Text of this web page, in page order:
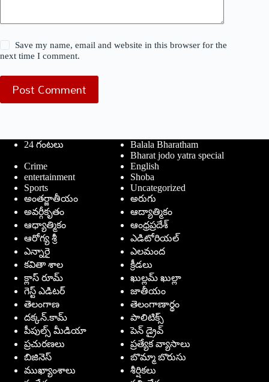
Save my name, email and website in this browser for the
next time I comment.
Post Comment
24 గంటలు
Balala Bharatham
Bharat jodo yatra special
Crime
English
entertainment
Shoba
Sports
Uncategorized
అంతర్జాతీయం
అరుగు
అవర్గీకృతం
ఆద్యాత్మికం
ఆధ్యాత్మికం
ఆంధ్రప్రదేశ్
ఆరోగ్య శ్రీ
ఎడిటోరియల్
ఎన్నారై
ఎలమంద
కవితా శాల
క్రీడలు
క్లాస్ రూమ్
ఖుల్లమ్ ఖుల్లా
గెస్ట్ ఎడిటర్
జాతీయం
తెలంగాణ
తెలంగాణార్థం
దక్కన్.కామ్
పాలిటిక్స్
పీపుల్స్ ‌మీడియా
పెన్ డ్రైవ్
ప్రచురణలు
ప్రత్యేక వ్యాసాలు
బిజినెస్
బొమ్మా బొరుసు
ముఖ్యాంశాలు
శీర్షికలు